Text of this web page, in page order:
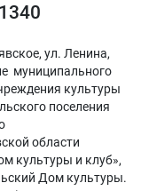
ул. Ленина,
муниципального
культуры
поселения
области
культуры и клуб»,
Дом культуры.